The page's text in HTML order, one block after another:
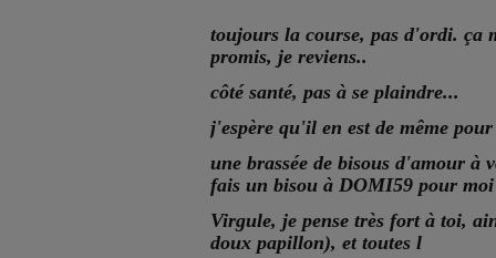
toujours la course, pas d'ordi. ça
promis, je reviens..
côté santé, pas à se plaindre...
j'espère qu'il en est de même
une brassée de bisous d'amour à
fais un bisou à DOMI59 pour moi
Virgule, je pense très fort à toi,
doux papillon), et toutes l